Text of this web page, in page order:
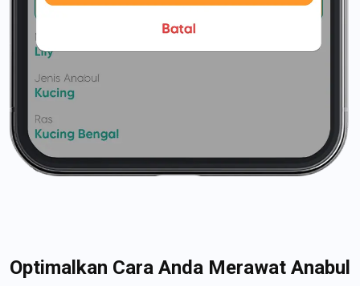
Optimalkan Cara Anda Merawat Anabul